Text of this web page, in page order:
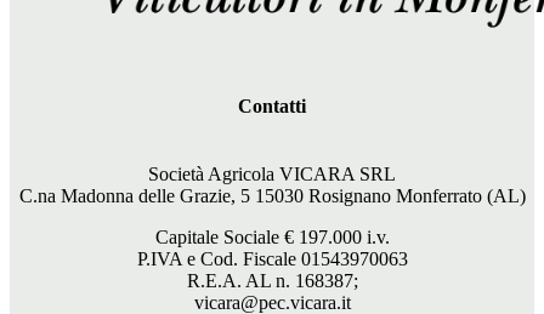
Contatti
Società Agricola VICARA SRL
C.na Madonna delle Grazie, 5 15030 Rosignano Monferrato (AL)
Capitale Sociale € 197.000i.v.
P.IVA e Cod. Fiscale 01543970063
R.E.A. AL n. 168387;
vicara@pec.vicara.it